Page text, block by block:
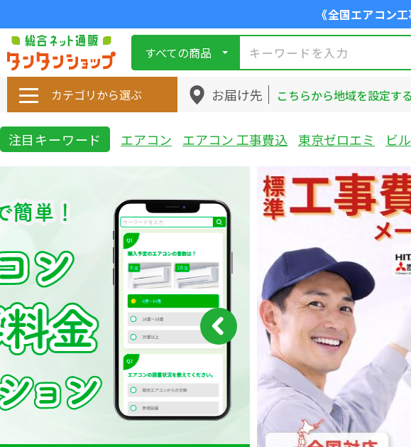
《全国エアコン
すべての商品
カテゴリから選ぶ お届け先 こちらから地域を設定す
注目キーワード エアコン エアコン 工事費込 東京ゼロエミ ビ